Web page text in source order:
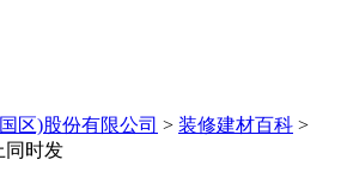
区)股份有限公司 > 装修建材百科 >
同时发